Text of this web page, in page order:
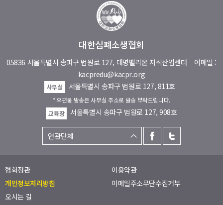
대한심폐소생협회
05836 서울특별시 송파구 법원로 127, 대명벨리온 지식산업센터 이메일 :
kacpredu@kacpr.org
사무실 서울특별시 송파구 법원로 127, 811호
* 우편물 발송은 사무실 주소로 발송 부탁드립니다.
교육장
서울특별시 송파구 법원로 127, 908호
협회정관
이용약관
개인정보처리방침
이메일주소무단수집거부
오시는 길